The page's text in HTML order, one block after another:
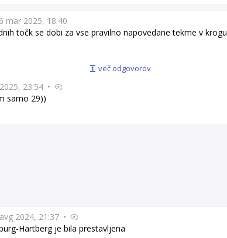
mar 2025, 18:40
točk se dobi za vse pravilno napovedane tekme v krogu
več odgovorov
23:54 •
samo 29))
2024, 21:37 •
Hartberg je bila prestavljena